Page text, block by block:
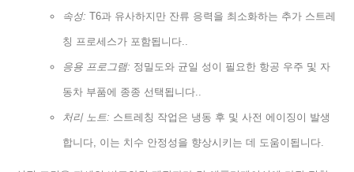
속성: T6과 유사하지만 잔류 응력을 최소화하는 추가 스트레
칭 프로세스가 포함됩니다..
응용 프로그램: 정밀도와 균일 성이 필요한 항공 우주 및 자
동차 부품에 종종 선택됩니다..
처리 노트: 스트레칭 작업은 냉동 후 및 사전 에이징이 발생
합니다, 이는 치수 안정성을 향상시키는 데 도움이됩니다.